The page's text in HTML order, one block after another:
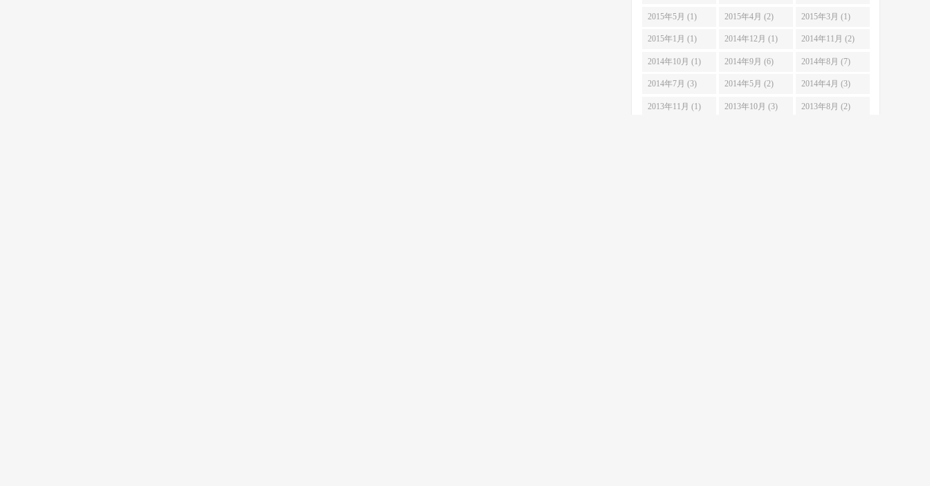
2015年5月 (1) 2015年4月 (2) 2015年3月 (1)
2015年1月 (1) 2014年12月 (1) 2014年11月 (2)
2014年10月 (1) 2014年9月 (6) 2014年8月 (7)
2014年7月 (3) 2014年5月 (2) 2014年4月 (3)
2013年11月 (1) 2013年10月 (3) 2013年8月 (2)